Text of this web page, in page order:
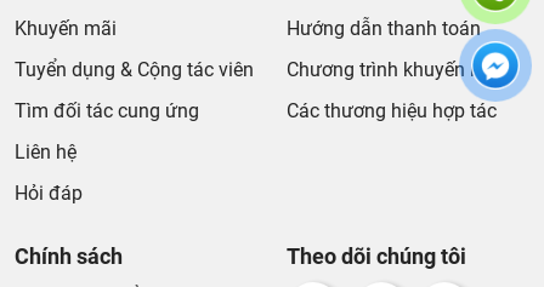
Khuyến mãi
Tuyển dụng & Cộng tác viên
Tìm đối tác cung ứng
Liên hệ
Hỏi đáp
Hướng dẫn thanh toán
Chương trình khuyến mãi
Các thương hiệu hợp tác
Chính sách Theo dõi chúng tôi